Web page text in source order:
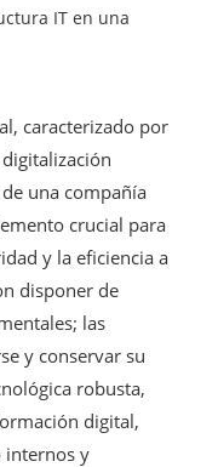
IT en una
caracterizado por
de una compañía
crucial para
y la eficiencia a
disponer de
las
y conservar su
robusta,
digital,
internos y